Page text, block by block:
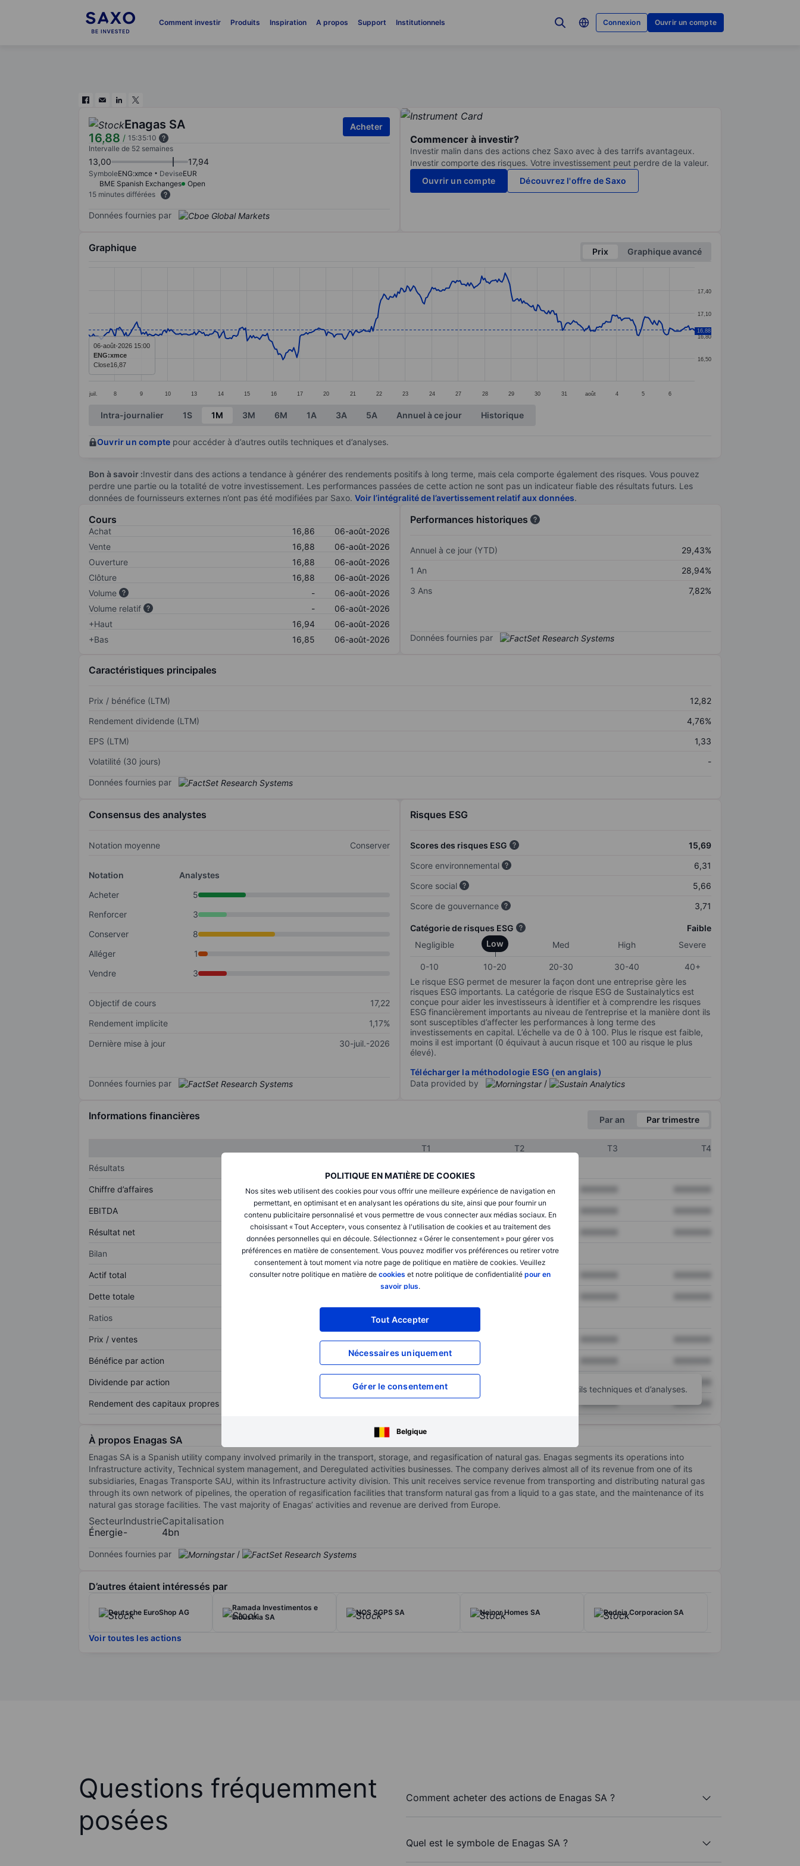
Comment investir Produits Inspiration A propos Support Institutionnels Connexion Ouvrir un compte
POLITIQUE EN MATIÈRE DE COOKIES
Nos sites web utilisent des cookies pour vous offrir une meilleure expérience de navigation en
permettant, en optimisant et en analysant les opérations du site, ainsi que pour fournir un
contenu publicitaire personnalisé et vous permettre de vous connecter aux médias sociaux. En
choisissant « Tout Accepter», vous consentez à l'utilisation de cookies et au traitement des
données personnelles qui en découle. Sélectionnez « Gérer le consentement » pour gérer vos
préférences en matière de consentement. Vous pouvez modifier vos préférences ou retirer votre
consentement à tout moment via notre page de politique en matière de cookies. Veuillez
consulter notre politique en matière de cookies et notre politique de confidentialité pour en
savoir plus.
Tout Accepter
Nécessaires uniquement
Gérer le consentement
Belgique
Enagas SA
16,88 / 15:35:10
Acheter
Intervalle de 52 semaines
13,00 17,94
SymboleENG:xmce DeviseEUR
BME Spanish Exchanges
Open
15 minutes différées
Données fournies par
Commencer à investir?
Investir malin dans des actions chez Saxo avec à des tarrifs avantageux.
Investir comporte des risques. Votre investissement peut perdre de la valeur.
Ouvrir un compte
Découvrez l'offre de Saxo
Graphique Prix
Graphique avancé
The chart has 1 Y axis displaying values. Data ranges from 16.48 to 17.63.
juil. 8 9 10 13 14 15 16 17 20 21 22 23 24 27 28 29 30 31 août 4 5 6
16,50
16,80
17,10
17,40
16,88
06-août-2026 15:00
ENG:xmce
Close16,87
End of interactive chart.
Intra-journalier 1S 1M 3M 6M 1A 3A 5A Annuel à ce jour Historique
Ouvrir un compte pour accéder à d’autres outils techniques et d’analyses.
Bon à savoir :Investir dans des actions a tendance à générer des rendements positifs à long terme, mais cela comporte également des risques. Vous pouvez
perdre une partie ou la totalité de votre investissement. Les performances passées de cette action ne sont pas un indicateur fiable des résultats futurs. Les
données de fournisseurs externes n’ont pas été modifiées par Saxo. Voir l’intégralité de l’avertissement relatif aux données.
Cours
Achat 16,86
06-août-2026
Vente
16,88
06-août-2026
Ouverture
16,88
06-août-2026
Clôture
16,88
06-août-2026
Volume
-
06-août-2026
Volume relatif
-
06-août-2026
+Haut
16,94
06-août-2026
+Bas
16,85 06-août-2026
Performances historiques
Annuel à ce jour (YTD)
29,43%
1 An
28,94%
3 Ans
7,82%
Données fournies par
Caractéristiques principales
Prix / bénéfice (LTM)
12,82
Rendement dividende (LTM)
4,76%
EPS (LTM)
1,33
Volatilité (30 jours)
-
Données fournies par
Consensus des analystes
Notation moyenne Conserver
Notation
Analystes
Acheter
5
Renforcer
3
Conserver
8
Alléger
1
Vendre
3
Objectif de cours
17,22
Rendement implicite
1,17%
Dernière mise à jour
30-juil.-2026
Données fournies par
Risques ESG
Scores des risques ESG
15,69
Score environnemental
6,31
Score social
5,66
Score de gouvernance
3,71
Catégorie de risques ESG
Faible
Negligible
Low Med High Severe
0-10 10-20 20-30 30-40
40+
Le risque ESG permet de mesurer la façon dont une entreprise gère les
risques ESG importants. La catégorie de risque ESG de Sustainalytics est
conçue pour aider les investisseurs à identifier et à comprendre les risques
ESG financièrement importants au niveau de l’entreprise et la manière dont ils
sont susceptibles d’affecter les performances à long terme des
investissements en capital. L’échelle va de 0 à 100. Plus le risque est faible,
moins il est important (0 équivaut à aucun risque et 100 au risque le plus
élevé).
Télécharger la méthodologie ESG (en anglais)
Data provided by
/
Informations financières Par an Par trimestre
T1 T2 T3
T4
Résultats
Chiffre d’affaires XXXXXXX XXXXXXX
EBITDA XXXXXXX XXXXXXX
Résultat net XXXXXXX XXXXXXX
Bilan
Actif total XXXXXXX XXXXXXX
Dette totale
Ratios
Prix / ventes XXXXXXX
Bénéfice par action XXXXXXX
Dividende par action XXXXXXX
Rendement des capitaux propres XXXXXXX XXXXXXX
Ouvrir un compte pour accéder à d’autres outils techniques et d’analyses.
À propos Enagas SA
Enagas SA is a Spanish utility company involved primarily in the transport, storage, and regasification of natural gas. Enagas segments its operations into
Infrastructure activity, Technical system management, and Deregulated activities businesses. The company derives almost all of its revenue from one of its
subsidiaries, Enagas Transporte SAU, within its Infrastructure activity division. This unit receives service revenue from transporting and distributing natural gas
through its own network of pipelines, the operation of regasification facilities that transform natural gas from a liquid to a gas state, and the maintenance of its
natural gas storage facilities. The vast majority of Enagas’ activities and revenue are derived from Europe.
Secteur
Énergie
Industrie
-
Capitalisation
4bn
Données fournies par /
D’autres étaient intéressés par
Deutsche EuroShop AG
Ramada Investimentos e
Industria SA
NOS SGPS SA Neinor Homes SA Redeia Corporacion SA
Voir toutes les actions
Questions fréquemment
posées
Comment acheter des actions de Enagas SA ?
Quel est le symbole de Enagas SA ?